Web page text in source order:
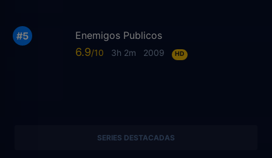
Enemigos Publicos
6.9 3h 2m 2009 HD
SERIES DESTACADAS